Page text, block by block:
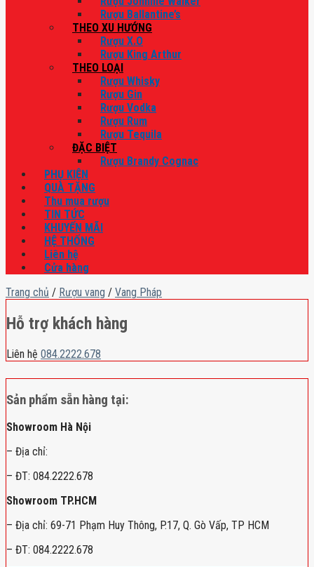
Rượu Ballantine’s
THEO XU HƯỚNG
Rượu X.O
Rượu King Arthur
THEO LOẠI
Rượu Whisky
Rượu Gin
Rượu Vodka
Rượu Rum
Rượu Tequila
ĐẶC BIỆT
Rượu Brandy Cognac
PHỤ KIỆN
QUÀ TẶNG
Thu mua rượu
TIN TỨC
KHUYẾN MÃI
HỆ THỐNG
Liên hệ
Cửa hàng
Trang chủ / Rượu vang / Vang Pháp
Hỗ trợ khách hàng
Liên hệ 084.2222.678
Sản phẩm sẵn hàng tại:
Showroom Hà Nội
– Địa chỉ:
– ĐT: 084.2222.678
Showroom TP.HCM
– Địa chỉ: 69-71 Phạm Huy Thông, P.17, Q. Gò Vấp, TP HCM
– ĐT: 084.2222.678